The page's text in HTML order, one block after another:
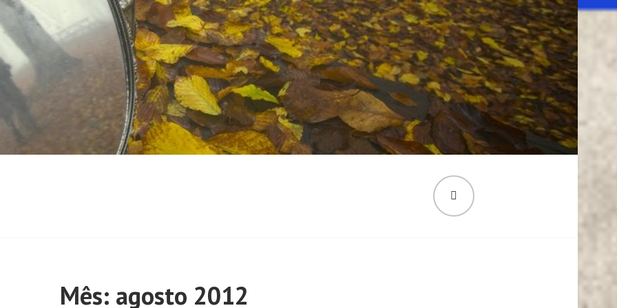
PESQUISA
Mês: agosto 2012